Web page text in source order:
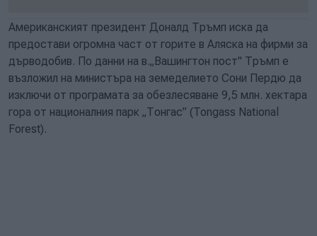
Американският президент Доналд Тръмп иска да
предостави огромна част от горите в Аляска на фирми за
дърводобив. По данни на в.„Вашингтон пост" Тръмп е
възложил на министъра на земеделието Сони Пердю да
изключи от програмата за обезлесяване 9,5 млн. хектара
гора от националния парк „Тонгас” (Tongass National
Forest).